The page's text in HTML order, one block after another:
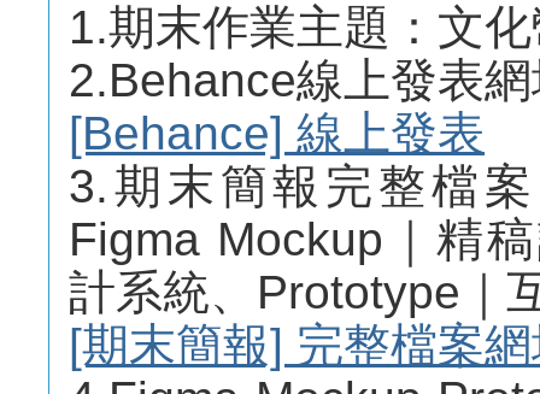
1.期末作業主題：文
2.Behance線上發表
[Behance] 線上發表
3.期末簡報完整檔
Figma Mockup｜精
計系統、Prototype｜
[期末簡報] 完整檔案